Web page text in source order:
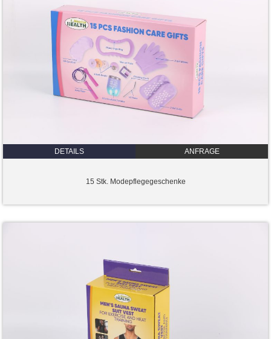
DETAILS ANFRAGE
15 Stk. Modepflegegeschenke